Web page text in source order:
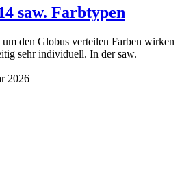
saw. Farbtypen
den Globus verteilen Farben wirken
sehr individuell. In der saw.
2026